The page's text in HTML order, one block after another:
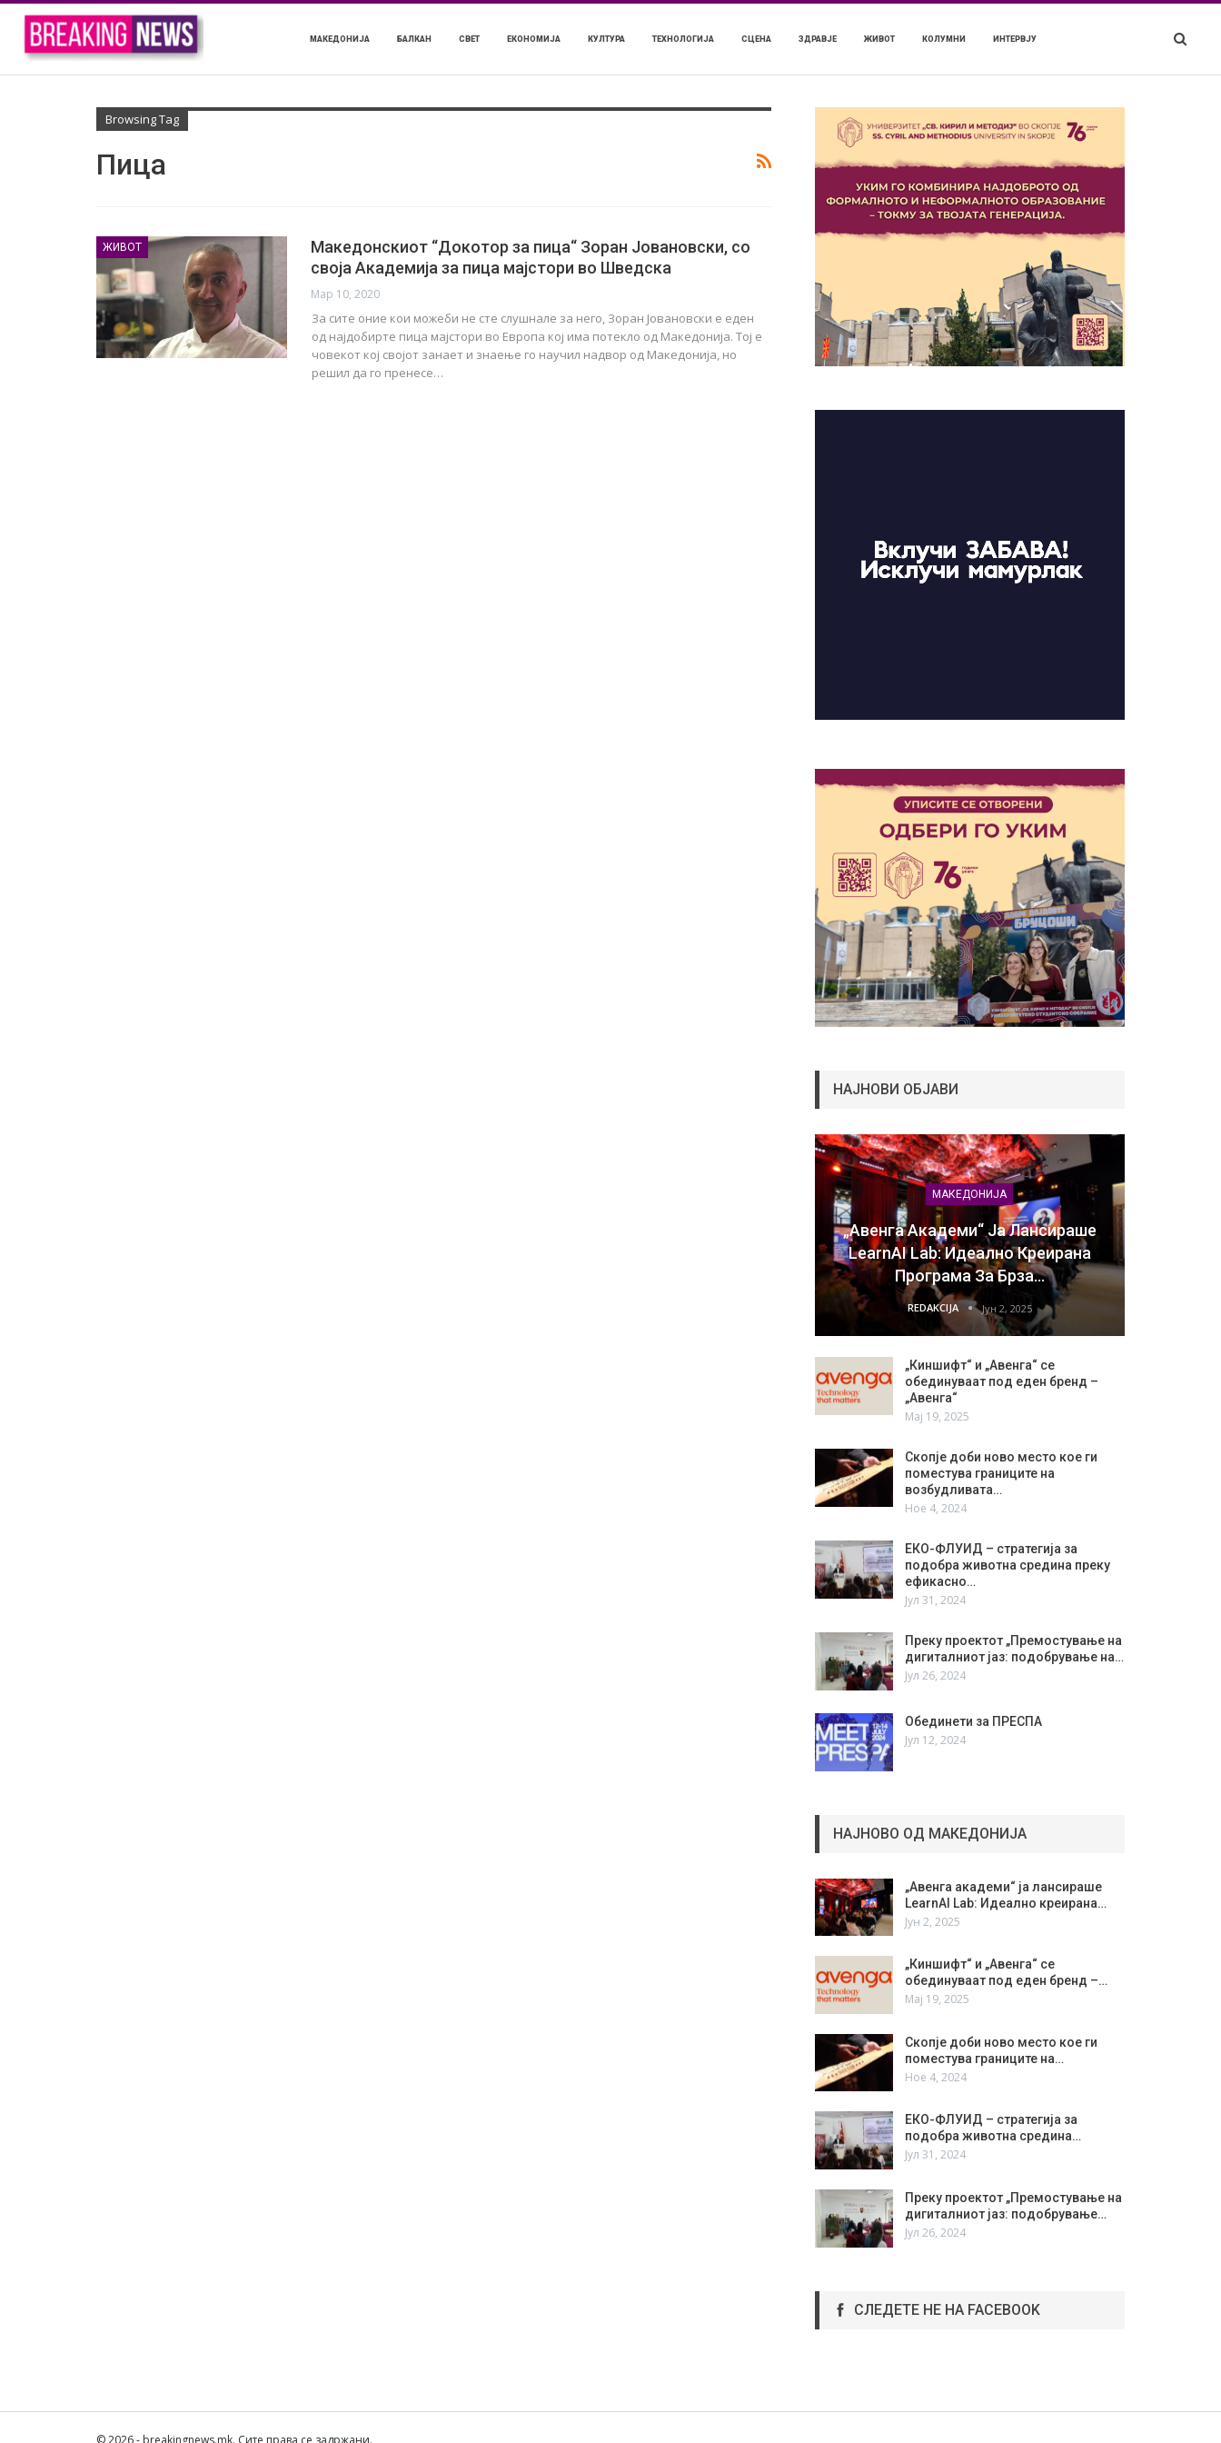
МАКЕДОНИЈА БАЛКАН СВЕТ ЕКОНОМИЈА КУЛТУРА ТЕХНОЛОГИЈА СЦЕНА ЗДРАВЈЕ ЖИВОТ КОЛУМНИ ИНТЕРВЈУ
Browsing Tag
Пица
ЖИВОТ
Македонскиот “Докотор за пица“ Зоран Јовановски, со
своја Академија за пица мајстори во Шведска
Мар 10, 2020
За сите оние кои можеби не сте слушнале за него, Зоран Јовановски е еден
од најдобирте пица мајстори во Европа кој има потекло од Македонија. Тој е
човекот кој својот занает и знаење го научил надвор од Македонија, но
решил да го пренесе…
НАЈНОВИ ОБЈАВИ
МАКЕДОНИЈА
„Авенга Академи“ Ја Лансираше
LearnAI Lab: Идеално Креирана
Програма За Брза…
REDAKCIJA Јун 2, 2025
„Киншифт“ и „Авенга“ се
обединуваат под еден бренд –
„Авенга“
Мај 19, 2025
Скопје доби ново место кое ги
поместува границите на
возбудливата…
Ное 4, 2024
ЕКО-ФЛУИД – стратегија за
подобра животна средина преку
ефикасно…
Јул 31, 2024
Преку проектот „Премостување на
дигиталниот јаз: подобрување на…
Јул 26, 2024
Обединети за ПРЕСПА
Јул 12, 2024
НАЈНОВО ОД МАКЕДОНИЈА
„Авенга академи“ ја лансираше
LearnAI Lab: Идеално креирана…
Јун 2, 2025
„Киншифт“ и „Авенга“ се
обединуваат под еден бренд –…
Мај 19, 2025
Скопје доби ново место кое ги
поместува границите на…
Ное 4, 2024
ЕКО-ФЛУИД – стратегија за
подобра животна средина…
Јул 31, 2024
Преку проектот „Премостување на
дигиталниот јаз: подобрување…
Јул 26, 2024
СЛЕДЕТЕ НЕ НА FACEBOOK
© 2026 - breakingnews.mk. Сите права се задржани.